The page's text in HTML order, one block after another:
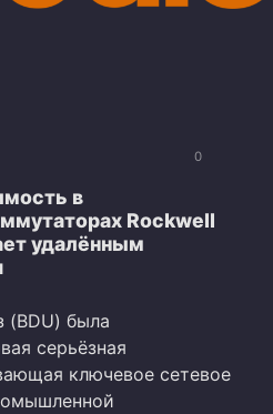
0
в
Rockwell
удалённым
(BDU) была
серьёзная
ключевое сетевое